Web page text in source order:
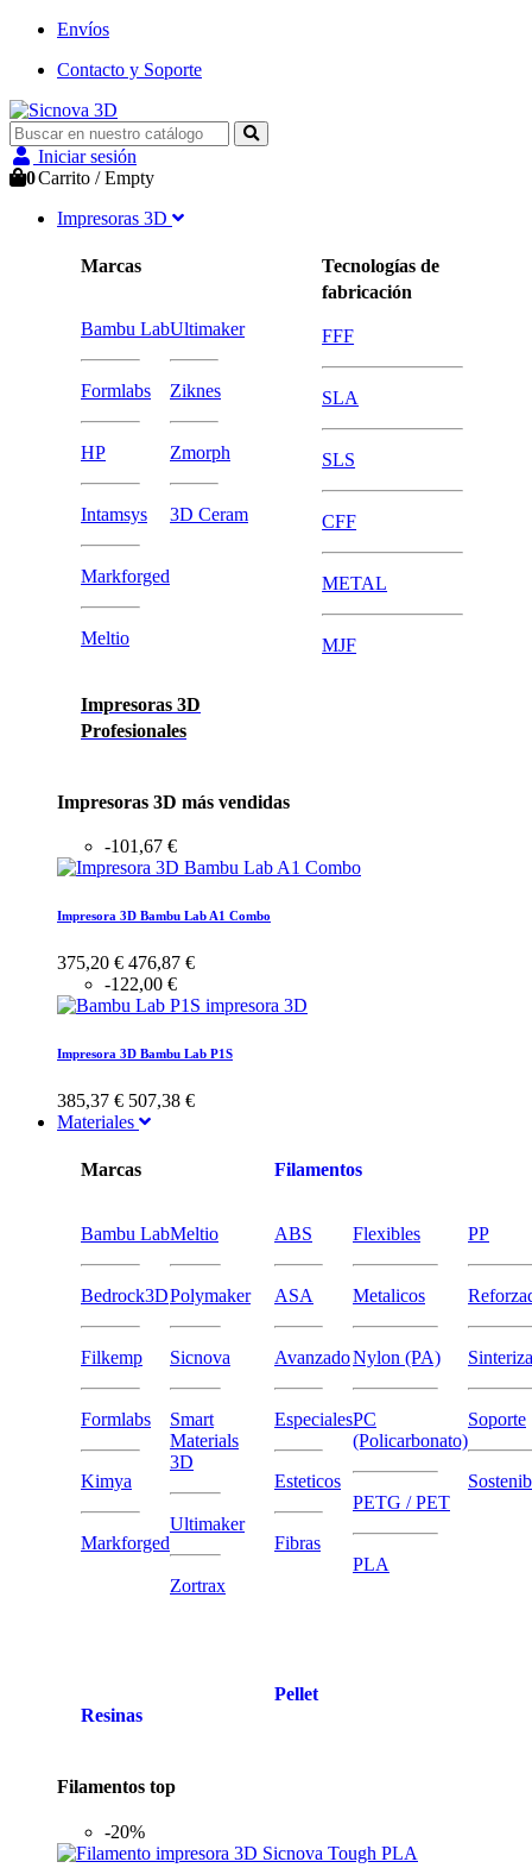
Envíos
Contacto y Soporte
Iniciar sesión
0Carrito /Empty
Impresoras 3D
Marcas
Bambu Lab
Formlabs
HP
Intamsys
Markforged
Meltio
Ultimaker
Ziknes
Zmorph
3D Ceram
Impresoras 3D
Profesionales
Tecnologías de
fabricación
FFF
SLA
SLS
CFF
METAL
MJF
Impresoras 3D más vendidas
-101,67 €
Impresora 3D Bambu Lab A1 Combo
375,20 € 476,87 €
-122,00 €
Impresora 3D Bambu Lab P1S
385,37 € 507,38 €
Materiales
Marcas
Bambu Lab
Bedrock3D
Filkemp
Formlabs
Kimya
Markforged
Meltio
Polymaker
Sicnova
Smart
Materials
3D
Ultimaker
Zortrax
Resinas
Filamentos
ABS
ASA
Avanzado
Especiales
Esteticos
Fibras
Flexibles
Metalicos
Nylon (PA)
PC
(Policarbonato)
PETG / PET
PLA
PP
Soporte
Pellet
Filamentos top
-20%